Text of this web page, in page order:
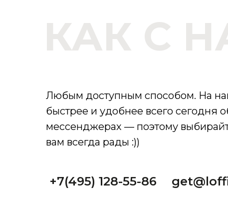
Любым доступным способом. На
быстрее и удобнее всего сегодня
мессенджерах — поэтому
вам всегда рады :))
+7(495) 128-55-86
КАК С